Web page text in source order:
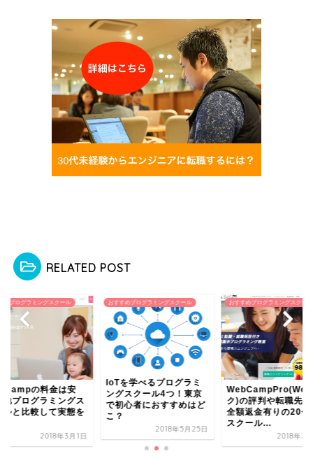
RELATED POST
めプログラミングスクール
の料金は安
他プログラミングス
ルと比較して実態を
2018年3月1日
おすすめプログラミングスクール
IoTを学べるプログラミ
ングスクール4つ！東京
で初心者におすすめはど
こ？
2018年5月25日
おすすめプログラミングスクール
WebCampPro(Web
ク)の評判や転職先
全額返金有りの20代
スクール...
2018年2